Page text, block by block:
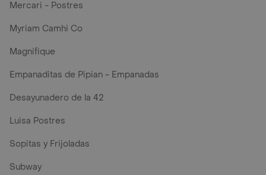
Mercari - Postres
Myriam Camhi Co
Magnifique
Empanaditas de Pipian - Empanadas
Desayunadero de la 42
Luisa Postres
Sopitas y Frijoladas
Subway